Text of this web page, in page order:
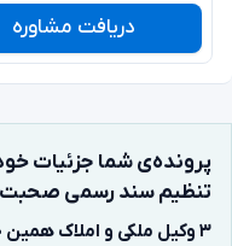
دریافت مشاوره
پرونده‌ی شما جزئیات
تنظیم سند رسمی صحبت
۳ وکیل ملکی و املاک همین حالا پاسخگو هستند